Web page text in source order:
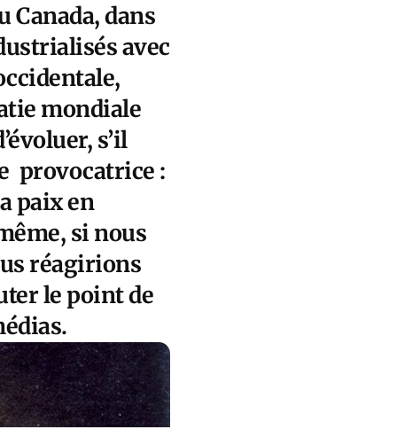
Canada, dans
avec
mondiale
s’il
provocatrice :
paix en
si nous
réagirions
le point de